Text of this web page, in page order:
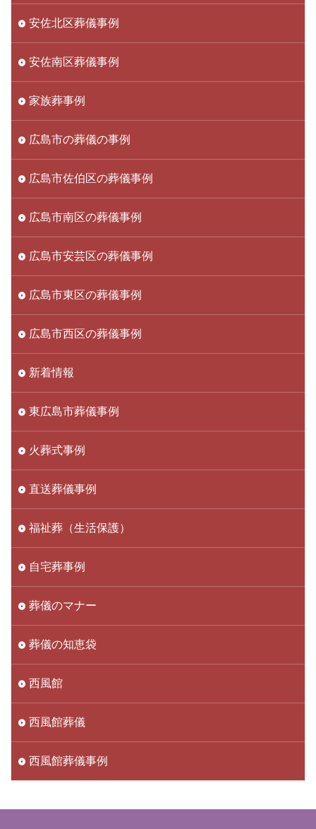
安佐北区葬儀事例
安佐南区葬儀事例
家族葬事例
広島市の葬儀の事例
広島市佐伯区の葬儀事例
広島市南区の葬儀事例
広島市安芸区の葬儀事例
広島市東区の葬儀事例
広島市西区の葬儀事例
新着情報
東広島市葬儀事例
火葬式事例
直送葬儀事例
福祉葬（生活保護）
自宅葬事例
葬儀のマナー
葬儀の知恵袋
西風館
西風館葬儀
西風館葬儀事例